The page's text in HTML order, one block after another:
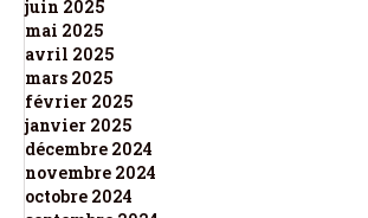
juin 2025
mai 2025
avril 2025
mars 2025
février 2025
janvier 2025
décembre 2024
novembre 2024
octobre 2024